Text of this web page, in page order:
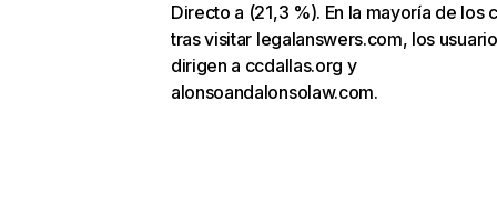
Directo a (21,3 %). En la mayoría de los
tras visitar legalanswers.com, los
dirigen a ccdallas.org y
alonsoandalonsolaw.com.